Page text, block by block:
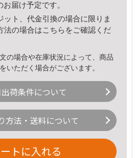
届け予定です。
ット、代金引換の場合に限りま
法の場合はこちら をご確認くだ
の場合や在庫状況によって、商品
いただく場合がございます。
荷条件について
方法・送料について
トに入れる